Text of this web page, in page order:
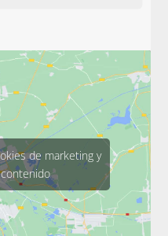
de marketing y